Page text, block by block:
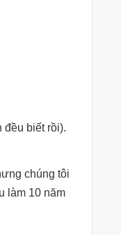
đều biết rồi).
chúng tôi
làm 10 năm